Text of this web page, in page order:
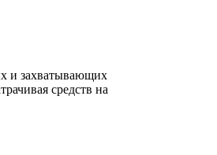
и захватывающих
средств на